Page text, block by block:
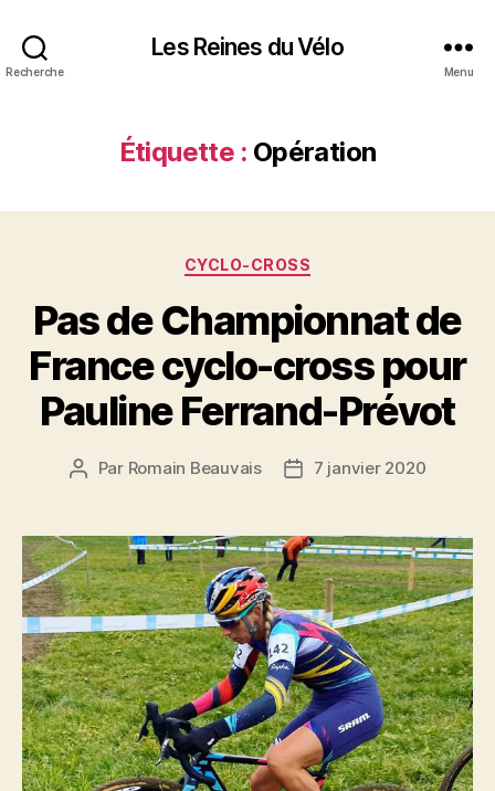
Recherche
Les Reines du Vélo
Menu
Étiquette : Opération
Catégories
CYCLO-CROSS
Pas de Championnat de
France cyclo-cross pour
Pauline Ferrand-Prévot
Auteur
Par Romain Beauvais
Date7 janvier 2020